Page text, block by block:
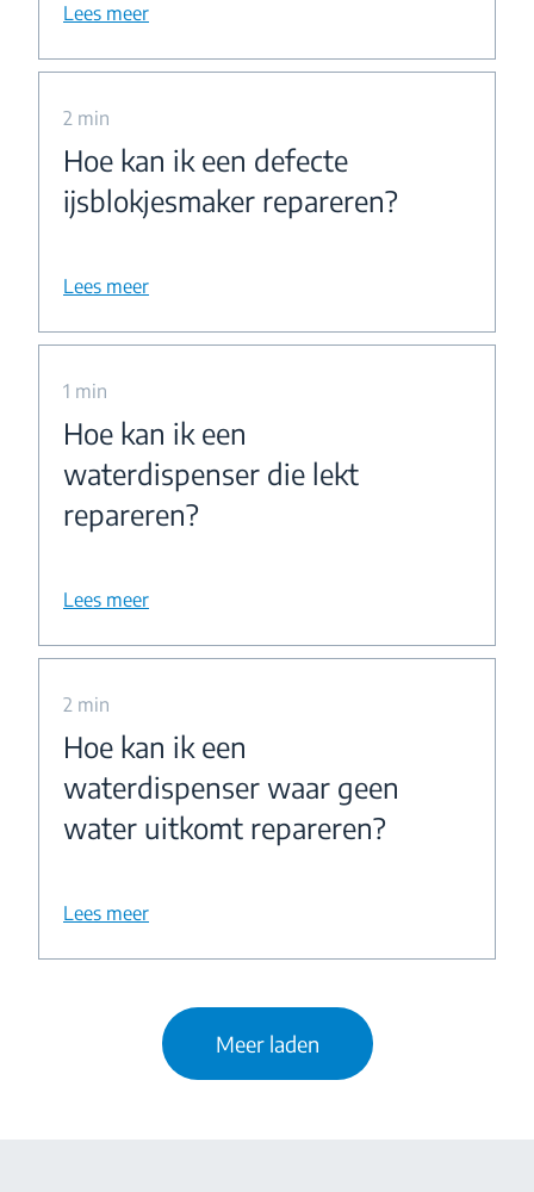
Lees meer
2 min
Hoe kan ik een defecte
ijsblokjesmaker repareren?
Lees meer
1 min
Hoe kan ik een
waterdispenser die lekt
repareren?
Lees meer
2 min
Hoe kan ik een
waterdispenser waar geen
water uitkomt repareren?
Lees meer
Meer laden